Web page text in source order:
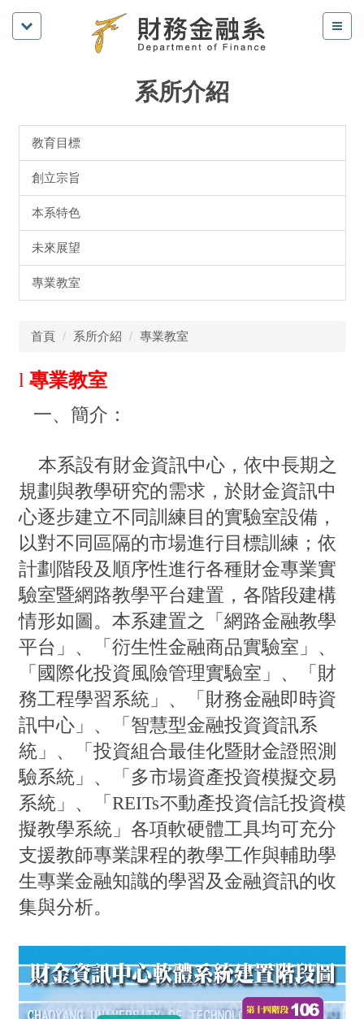
系所介紹
教育目標
創立宗旨
本系特色
未來展望
專業教室
首頁 系所介紹 專業教室
l 專業教室
一、簡介：
本系設有財金資訊中心，依中長期之
規劃與教學研究的需求，於財金資訊中
心逐步建立不同訓練目的實驗室設備，
以對不同區隔的市場進行目標訓練；依
計劃階段及順序性進行各種財金專業實
驗室暨網路教學平台建置，各階段建構
情形如圖。本系建置之「網路金融教學
平台」、「衍生性金融商品實驗室」、
「國際化投資風險管理實驗室」、「財
務工程學習系統」、「財務金融即時資
訊中心」、「智慧型金融投資資訊系
統」、「投資組合最佳化暨財金證照測
驗系統」、「多市場資產投資模擬交易
系統」、「REITs不動產投資信託投資模
擬教學系統」各項軟硬體工具均可充分
支援教師專業課程的教學工作與輔助學
生專業金融知識的學習及金融資訊的收
集與分析。